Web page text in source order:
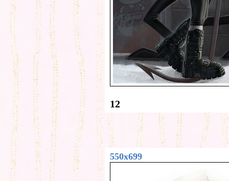
12
550x699